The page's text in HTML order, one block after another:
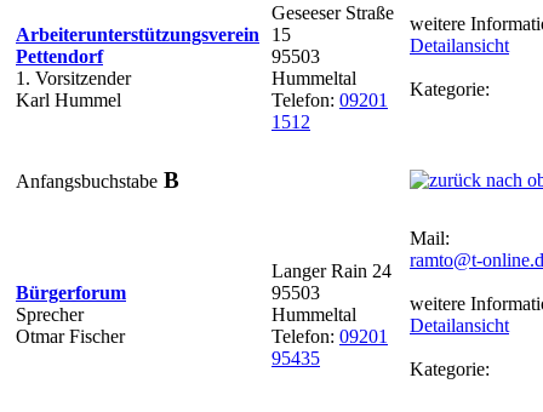
Arbeiterunterstützungsverein
Pettendorf
1. Vorsitzender
Karl Hummel
Geseeser Straße
15
95503
Hummeltal
Telefon: 09201
1512
weitere
Detailansicht
Kategorie:
Anfangsbuchstabe B
Bürgerforum
Sprecher
Otmar Fischer
Langer Rain 24
95503
Hummeltal
Telefon: 09201
95435
Mail:
ramto@t-
weitere
Detailansicht
Kategorie: